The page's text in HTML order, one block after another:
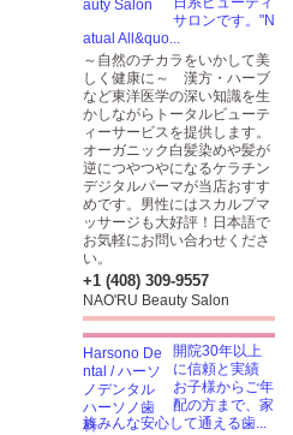
サロンです。"N
atual All&quo...
～自然のチカラをいかして美
しく健康に～ 漢方・ハーブ
など東洋医学の深い知識を生
かしながらトータルビューテ
ィーサービスを提供します。
オーガニック白髪染めや髪が
逆につやつやになるケラチン
デジタルパーマが当店おすす
めです。男性にはスカルプマ
ッサージも大好評！日本語で
お気軽にお問い合わせくださ
い。
+1 (408) 309-9557
NAO'RU Beauty Salon
開院30年以上
に信頼と実績
お子様からご年
配の方まで、家
族みんな安心して通える歯...